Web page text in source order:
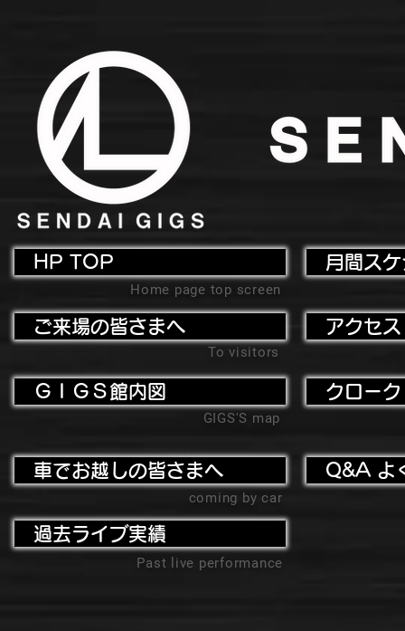
HP TOP
Home page top screen
ご来場の皆さまへ
To visitors
ＧＩＧＳ館内図
GIGS'S map
月間ス
アクセ
クローク
車でお越しの皆さまへ
coming by car
過去ライブ実績
Past live performance
Q&A よ